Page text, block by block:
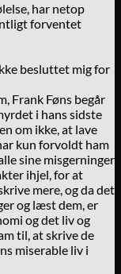
har netop
forventet
besluttet mig for
Frank Føns begår
i hans sidste
om ikke, at lave
kun forvoldt ham
sine misgerninger
ihjel, for at
mere, og da det
og læst dem, er
og det liv og
til, at skrive de
miserable liv i